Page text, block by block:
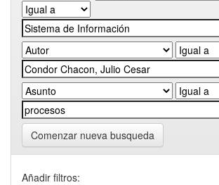
Comenzar nueva busqueda
Añadir filtros: